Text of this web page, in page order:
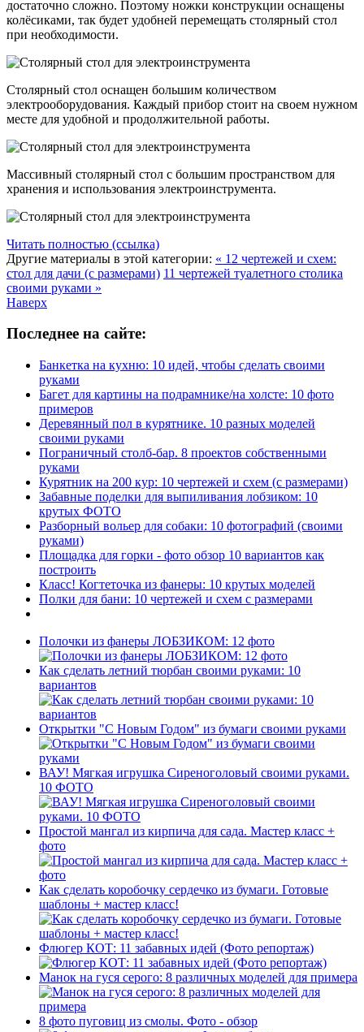
достаточно сложно. Поэтому ножки конструкции оснащены
колёсиками, так будет удобней перемещать столярный стол
при необходимости.
Столярный стол оснащен большим количеством
электрооборудования. Каждый прибор стоит на своем нужном
месте для удобной и продолжительной работы.
Массивный столярный стол с большим пространством для
хранения и использования электроинструмента.
Читать полностью (ссылка)
Другие материалы в этой категории: « 12 чертежей и схем:
стол для дачи (с размерами) 11 чертежей туалетного столика
своими руками »
Наверх
Последнее на сайте:
Банкетка на кухню: 10 идей, чтобы сделать своими
руками
Багет для картины на подрамнике/на холсте: 10 фото
примеров
Деревянный пол в курятнике. 10 разных моделей
своими руками
Пограничный столб-бар. 8 проектов собственными
руками
Курятник на 200 кур: 10 чертежей и схем (с размерами)
Забавные поделки для выпиливания лобзиком: 10
крутых ФОТО
Разборный вольер для собаки: 10 фотографий (своими
руками)
Площадка для горки - фото обзор 10 вариантов как
построить
Класс! Когтеточка из фанеры: 10 крутых моделей
Полки для бани: 10 чертежей и схем с размерами
Полочки из фанеры ЛОБЗИКОМ: 12 фото
Как сделать летний тюрбан своими руками: 10
вариантов
Открытки "С Новым Годом" из бумаги своими руками
ВАУ! Мягкая игрушка Сиреноголовый своими руками.
10 ФОТО
Простой мангал из кирпича для сада. Мастер класс +
фото
Как сделать коробочку сердечко из бумаги. Готовые
шаблоны + мастер класс!
Флюгер КОТ: 11 забавных идей (Фото репортаж)
Манок на гуся серого: 8 различных моделей для примера
8 фото пуговиц из смолы. Фото - обзор